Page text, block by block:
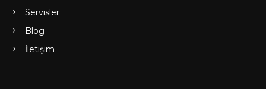
Servisler
Blog
İletişim